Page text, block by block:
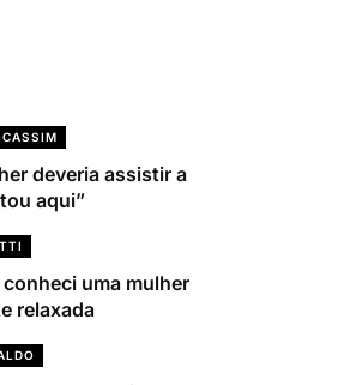
deveria assistir a
aqui”
uma mulher
relaxada